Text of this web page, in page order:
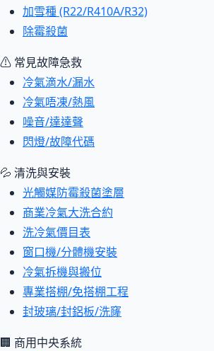
加雪種 (R22/R410A/R32)
除霉殺菌
⚠ 常見故障急救
冷氣滴水/漏水
冷氣唔凍/熱風
噪音/達達聲
閃燈/故障代碼
💦 清洗與安裝
光觸媒防霉殺菌塗層
商業冷氣大洗合約
洗冷氣價目表
窗口機/分體機安裝
冷氣拆機與搬位
專業搭棚/免搭棚工程
封玻璃/封鋁板/洗窿
🏢 商用中央系統